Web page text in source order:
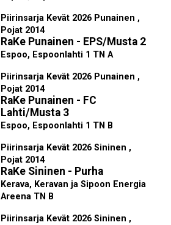
Piirinsarja Kevät 2026 Punainen ,
Pojat 2014
RaKe Punainen - EPS/Musta 2
Espoo, Espoonlahti 1 TN A
Piirinsarja Kevät 2026 Punainen ,
Pojat 2014
RaKe Punainen - FC
Lahti/Musta 3
Espoo, Espoonlahti 1 TN B
Piirinsarja Kevät 2026 Sininen ,
Pojat 2014
RaKe Sininen - Purha
Kerava, Keravan ja Sipoon Energia
Areena TN B
Piirinsarja Kevät 2026 Sininen ,